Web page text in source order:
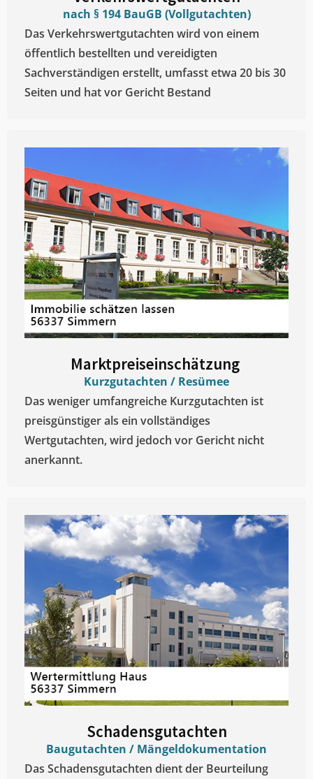
nach § 194 BauGB (Vollgutachten)
Das Verkehrswertgutachten wird von einem
öffentlich bestellten und vereidigten
Sachverständigen erstellt, umfasst etwa 20 bis 30
Seiten und hat vor Gericht Bestand
Marktpreiseinschätzung ​
Kurzgutachten / Resümee
Das weniger umfangreiche Kurzgutachten ist
preisgünstiger als ein vollständiges
Wertgutachten, wird jedoch vor Gericht nicht
anerkannt.
Schadensgutachten
Baugutachten / Mängeldokumentation
Das Schadensgutachten dient der Beurteilung